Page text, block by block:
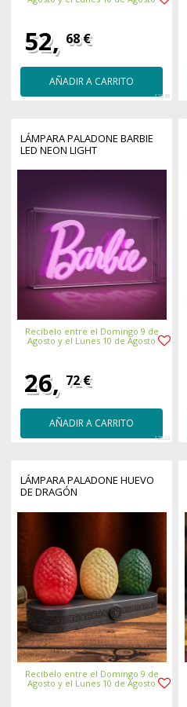
52, 68 €
AÑADIR A CARRITO
12338
LÁMPARA PALADONE BARBIE
LED NEON LIGHT
Recíbelo entre el Domingo 9 de
Agosto y el Lunes 10 de Agosto
26, 72 €
AÑADIR A CARRITO
12823
LÁMPARA PALADONE HUEVO
DE DRAGÓN
Recíbelo entre el Domingo 9 de
Agosto y el Lunes 10 de Agosto